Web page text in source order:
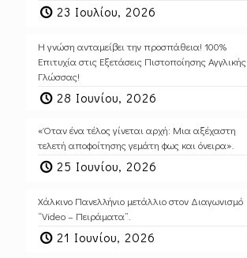
23 Ιουλίου, 2026
Η γνώση ανταμείβει την προσπάθεια! 100%
Επιτυχία στις Εξετάσεις Πιστοποίησης Αγγλικής
Γλώσσας!
28 Ιουνίου, 2026
«Όταν ένα τέλος γίνεται αρχή: Μια αξέχαστη
τελετή αποφοίτησης γεμάτη φως και όνειρα».
25 Ιουνίου, 2026
Χάλκινο Πανελλήνιο μετάλλιο στον Διαγωνισμό
“Video – Πειράματα”.
21 Ιουνίου, 2026